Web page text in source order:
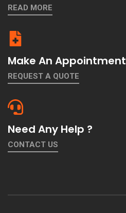
READ MORE
Make An Appointment
REQUEST A QUOTE
Need Any Help ?
CONTACT US